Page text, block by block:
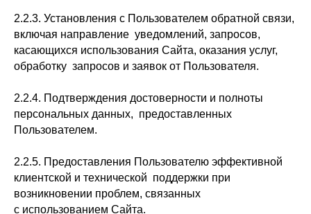
2.2.3. Установления с Пользователем обратной связи,
включая направление уведомлений, запросов,
касающихся использования Сайта, оказания услуг,
обработку запросов и заявок от Пользователя.
2.2.4. Подтверждения достоверности и полноты
персональных данных, предоставленных
Пользователем.
2.2.5. Предоставления Пользователю эффективной
клиентской и технической поддержки при
возникновении проблем, связанных
с использованием Сайта.